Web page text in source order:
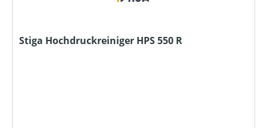
Stiga Hochdruckreiniger HPS 550 R